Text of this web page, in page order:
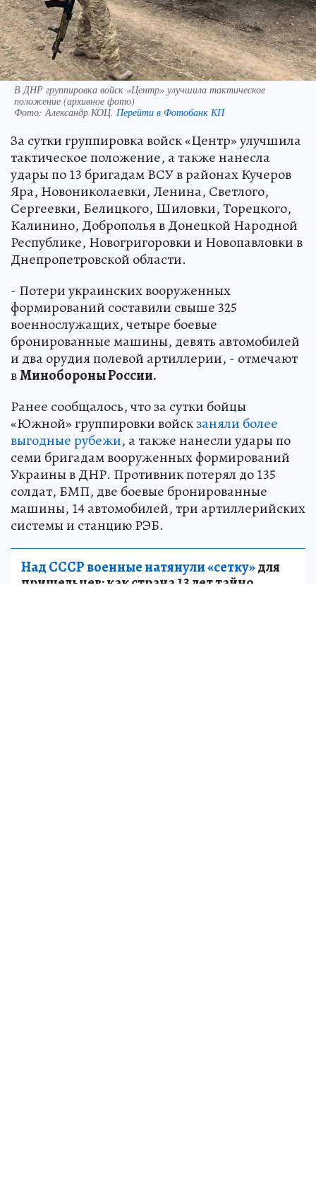
В ДНР группировка войск «Центр» улучшила тактическое
положение (архивное фото)
Фото:Александр КОЦ. Перейти в Фотобанк КП
За сутки группировка войск «Центр» улучшила
тактическое положение, а также нанесла
удары по 13 бригадам ВСУ в районах Кучеров
Яра, Новониколаевки, Ленина, Светлого,
Сергеевки, Белицкого, Шиловки, Торецкого,
Калинино, Доброполья в Донецкой Народной
Республике, Новогригоровки и Новопавловки в
Днепропетровской области.
- Потери украинских вооруженных
формирований составили свыше 325
военнослужащих, четыре боевые
бронированные машины, девять автомобилей
и два орудия полевой артиллерии, - отмечают
вМинобороны России.
Ранее сообщалось, что за сутки бойцы
«Южной» группировки войскзаняли более
выгодные рубежи, а также нанесли удары по
семи бригадам вооруженных формирований
Украины в ДНР. Противник потерял до 135
солдат, БМП, две боевые бронированные
машины, 14 автомобилей, три артиллерийских
системы и станцию РЭБ.
Над СССР военные натянули «сетку»для
пришельцев: как страна 13 лет тайно